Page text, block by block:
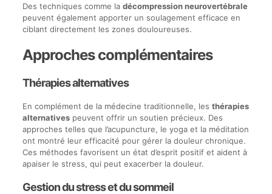
Des techniques comme la décompression neurovertébrale
peuvent également apporter un soulagement efficace en
ciblant directement les zones douloureuses.
Approches complémentaires
Thérapies alternatives
En complément de la médecine traditionnelle, les thérapies
alternativespeuvent offrir un soutien précieux. Des
approches telles que l’acupuncture, le yoga et la méditation
ont montré leur efficacité pour gérer la douleur chronique.
Ces méthodes favorisent un état d’esprit positif et aident à
apaiser le stress, qui peut exacerber la douleur.
Gestion du stress et du sommeil